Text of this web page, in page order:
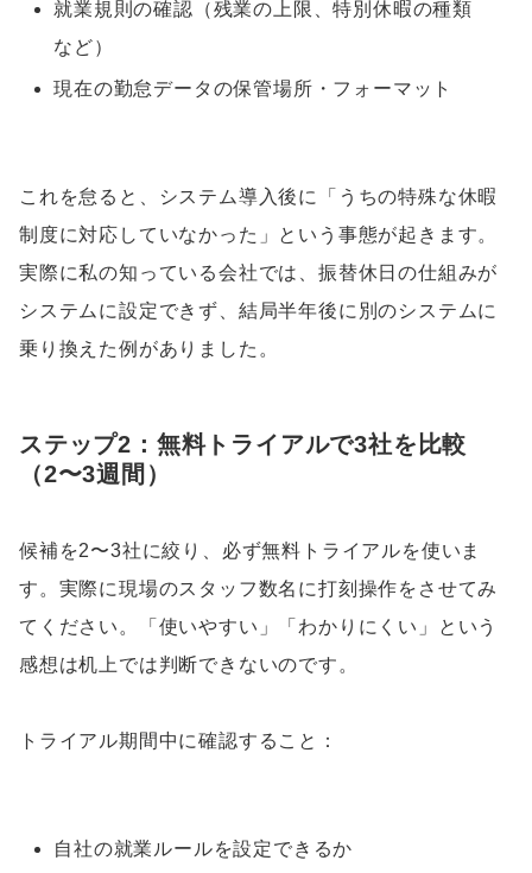
就業規則の確認（残業の上限、特別休暇の種類
など）
現在の勤怠データの保管場所・フォーマット
これを怠ると、システム導入後に「うちの特殊な休暇
制度に対応していなかった」という事態が起きます。
実際に私の知っている会社では、振替休日の仕組みが
システムに設定できず、結局半年後に別のシステムに
乗り換えた例がありました。
ステップ2：無料トライアルで3社を比較
（2〜3週間）
候補を2〜3社に絞り、必ず無料トライアルを使いま
す。実際に現場のスタッフ数名に打刻操作をさせてみ
てください。「使いやすい」「わかりにくい」という
感想は机上では判断できないのです。
トライアル期間中に確認すること：
自社の就業ルールを設定できるか